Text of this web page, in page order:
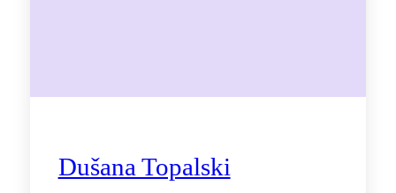
Dušana Topalski